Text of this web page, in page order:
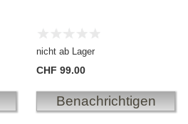
nicht ab Lager
CHF 99.00
Benachrichtigen